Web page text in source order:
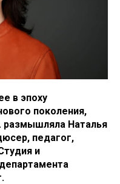
в эпоху
поколения,
размышляла Наталья
педагог,
и